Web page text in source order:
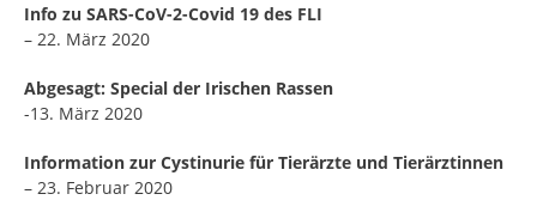
Info zu SARS-CoV-2-Covid 19 des FLI
– 22. März 2020
Abgesagt: Special der Irischen Rassen
-13. März 2020
Information zur Cystinurie für Tierärzte und Tierärztinnen
– 23. Februar 2020